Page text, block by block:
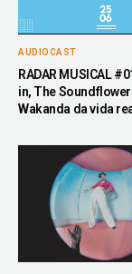
AUDIOCAST
RADAR MUSICAL
in, The
Wakanda da vida